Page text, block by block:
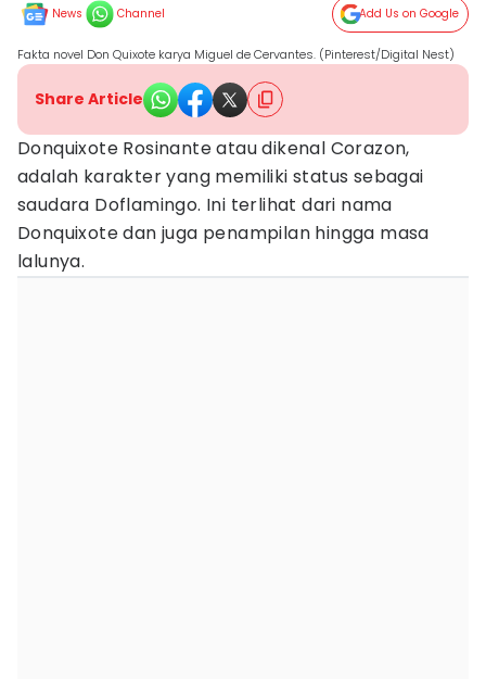
News Channel Add Us on Google
Fakta novel Don Quixote karya Miguel de Cervantes. (Pinterest/Digital Nest)
Share Article
Donquixote Rosinante atau dikenal Corazon,
adalah karakter yang memiliki status sebagai
saudara Doflamingo. Ini terlihat dari nama
Donquixote dan juga penampilan hingga masa
lalunya.